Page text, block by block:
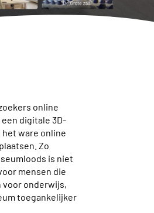
online
digitale 3D-
ware online
Zo
is niet
mensen die
voor onderwijs,
toegankelijker